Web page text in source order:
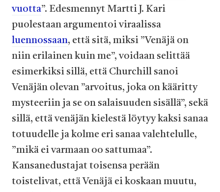
vuotta”. Edesmennyt Martti J. Kari
puolestaan argumentoi viraalissa
luennossaan, että sitä, miksi ”Venäjä on
niin erilainen kuin me”, voidaan selittää
esimerkiksi sillä, että Churchill sanoi
Venäjän olevan ”arvoitus, joka on kääritty
mysteeriin ja se on salaisuuden sisällä”, sekä
sillä, että venäjän kielestä löytyy kaksi sanaa
totuudelle ja kolme eri sanaa valehtelulle,
”mikä ei varmaan oo sattumaa”.
Kansanedustajat toisensa perään
toistelivat, että Venäjä ei koskaan muutu,